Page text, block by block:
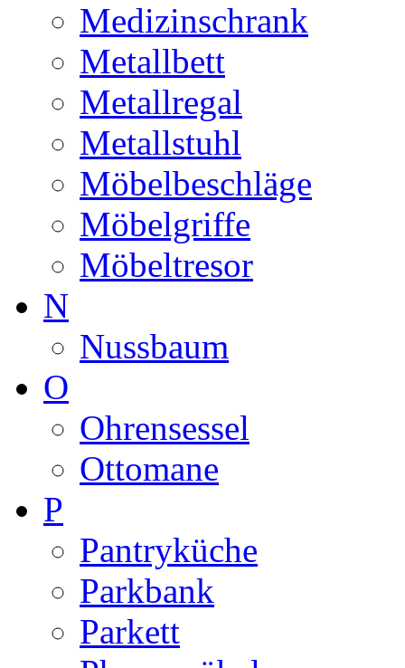
Medizinschrank
Metallbett
Metallregal
Metallstuhl
Möbelbeschläge
Möbelgriffe
Möbeltresor
N
Nussbaum
O
Ohrensessel
Ottomane
P
Pantryküche
Parkbank
Parkett